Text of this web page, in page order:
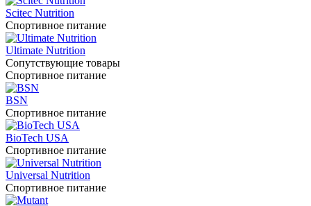
Scitec Nutrition
Спортивное питание
Ultimate Nutrition
Сопутствующие товары
Спортивное питание
BSN
Спортивное питание
BioTech USA
Спортивное питание
Universal Nutrition
Спортивное питание